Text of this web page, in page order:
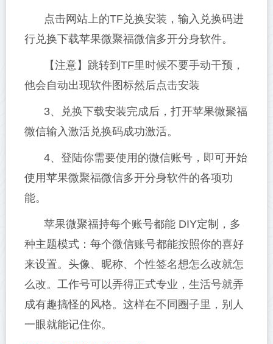
点击网站上的TF兑换安装，输入兑换码进
行兑换下载苹果微聚福微信多开分身软件。
【注意】跳转到TF里时候不要手动干预，
他会自动出现软件图标然后点击安装
3、兑换下载安装完成后，打开苹果微聚福
微信输入激活兑换码成功激活。
4、登陆你需要使用的微信账号，即可开始
使用苹果微聚福微信多开分身软件的各项功
能。
苹果微聚福持每个账号都能 DIY定制，多
种主题模式：每个微信账号都能按照你的喜好
来设置。头像、昵称、个性签名想怎么改就怎
么改。工作号可以弄得正式专业，生活号就弄
成有趣搞怪的风格。这样在不同圈子里，别人
一眼就能记住你。